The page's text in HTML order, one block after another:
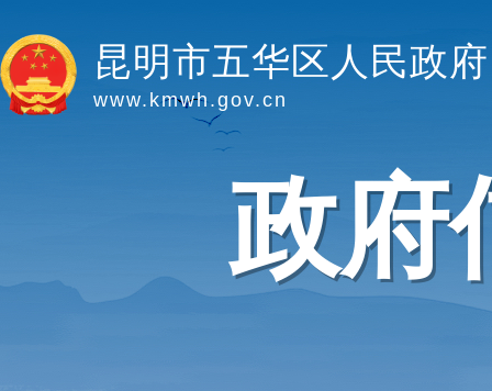
昆明市五华区人民政府
www.kmwh.gov.cn
政府